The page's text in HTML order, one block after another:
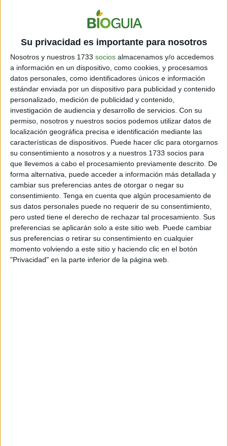
Su privacidad es importante para nosotros
Nosotros y nuestros 1733 socios almacenamos y/o accedemos
a información en un dispositivo, como cookies, y procesamos
datos personales, como identificadores únicos e información
estándar enviada por un dispositivo para publicidad y contenido
personalizado, medición de publicidad y contenido,
investigación de audiencia y desarrollo de servicios. Con su
permiso, nosotros y nuestros socios podemos utilizar datos de
localización geográfica precisa e identificación mediante las
características de dispositivos. Puede hacer clic para otorgarnos
su consentimiento a nosotros y a nuestros 1733 socios para
que llevemos a cabo el procesamiento previamente descrito. De
forma alternativa, puede acceder a información más detallada y
cambiar sus preferencias antes de otorgar o negar su
consentimiento. Tenga en cuenta que algún procesamiento de
sus datos personales puede no requerir de su consentimiento,
pero usted tiene el derecho de rechazar tal procesamiento. Sus
preferencias se aplicarán solo a este sitio web. Puede cambiar
sus preferencias o retirar su consentimiento en cualquier
momento volviendo a este sitio y haciendo clic en el botón
"Privacidad" en la parte inferior de la página web.
Una de las teorías más sorprendentes sobre estos
que confirma que evolucionamos de los peces.
El científico estadounidense Neil Shubin es uno de los
expertos que sostienen que estos curiosos orificios
son una herencia de las agallas acuáticas. En su libro
"Your inner fish" , Neil establece las similitudes entre
humanos y peces, sugiriendo que son nuestros
antepasados.
¿Conoces a alguien que los tenga?
Comparte en redes sociales:
Guardar
Etiquetas: